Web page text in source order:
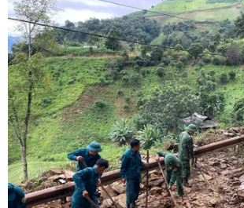
thuê
06/08/2026 08:09
Tạo xung lực mới để phát triển thị
trường bất động sản lành mạnh, bền
vững
05/08/2026 09:21
Bộ Nông nghiệp và Môi trường đề